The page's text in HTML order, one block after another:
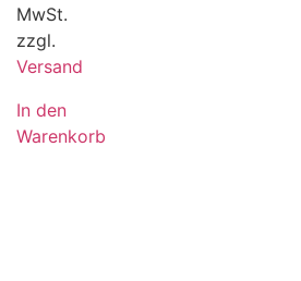
MwSt.
zzgl.
Versand
In den
Warenkorb